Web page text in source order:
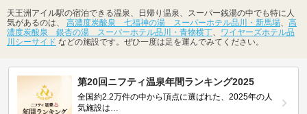
天王洲アイル駅の宿泊できる温泉、日帰り温泉、スーパー銭湯の中でも特に人
気があるのは、 高濃度炭酸泉 七福神の湯 スーパーホテル品川・新馬場、 高
濃度炭酸泉 銀杏の湯 スーパーホテル品川・青物横丁、 ワイヤーズホテル品
川シーサイド などの施設です。ぜひ一度は足を運んでみてください。
第20回ニフティ温泉年間ランキング2025
全国約2.2万件の中から頂点に選ばれた、2025年の人
気施設は…